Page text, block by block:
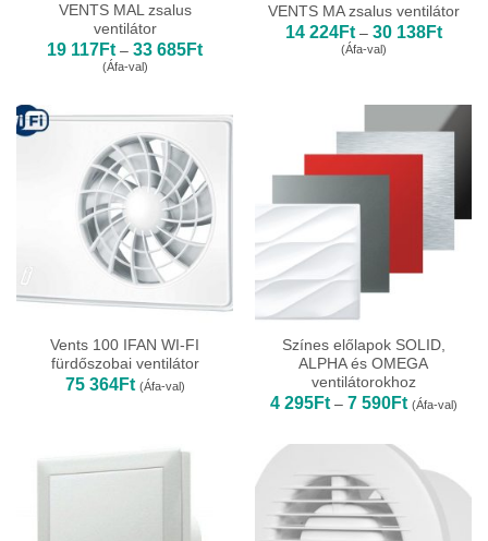
VENTS MAL zsalus
ventilátor
19 117Ft – 33 685FtÁrtartomány:
685Ft
(Áfa-val)
VENTS MA zsalus ventilátor
14 224Ft – 30 138Ft
(Áfa-val)
Vents 100 IFAN WI-FI
fürdőszobai ventilátor
75 364Ft (Áfa-val)
Színes előlapok SOLID,
ALPHA és OMEGA
ventilátorokhoz
4 295Ft – 7 590Ft
4
7
590Ft
(Áfa-val)